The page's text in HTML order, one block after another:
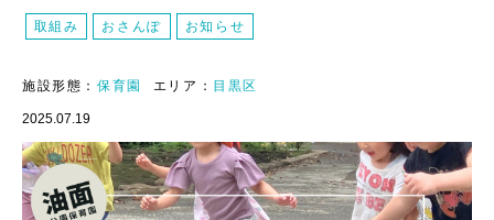
取組み おさんぽ お知らせ
施設形態： 保育園 エリア： 目黒区
2025.07.19